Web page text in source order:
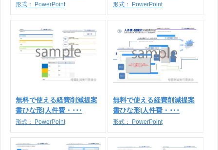
形式： PowerPoint 形式： PowerPoint
無料で使える経費削減提案
書ひな形|人件費・･･･
形式： PowerPoint
無料で使える経費削減提案
書ひな形|人件費・･･･
形式： PowerPoint